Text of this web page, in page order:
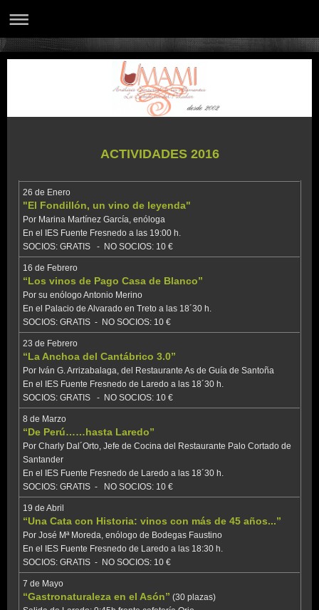
ACTIVIDADES 2016
26 de Enero
"El Fondillón, un vino de leyenda"
Por Marina Martínez García, enóloga
En el IES Fuente Fresnedo a las 19:00 h.
SOCIOS: GRATIS - NO SOCIOS: 10 €
16 de Febrero
“Los vinos de Pago Casa de Blanco”
Por su enólogo Antonio Merino
En el Palacio de Alvarado en Treto a las 18´30 h.
SOCIOS: GRATIS - NO SOCIOS: 10 €
23 de Febrero
“La Anchoa del Cantábrico 3.0”
Por Iván G. Arrizabalaga, del Restaurante As de Guía de Santoña
En el IES Fuente Fresnedo de Laredo a las 18´30 h.
SOCIOS: GRATIS - NO SOCIOS: 10 €
8 de Marzo
“De Perú……hasta Laredo”
Por Charly Dal´Orto, Jefe de Cocina del Restaurante Palo Cortado de
Santander
En el IES Fuente Fresnedo de Laredo a las 18´30 h.
SOCIOS: GRATIS - NO SOCIOS: 10 €
19 de Abril
“Una Cata con Historia: vinos con más de 45 años...”
Por José Mª Moreda, enólogo de Bodegas Faustino
En el IES Fuente Fresnedo de Laredo a las 18:30 h.
SOCIOS: GRATIS - NO SOCIOS: 10 €
7 de Mayo
“Gastronaturaleza en el Asón” (30 plazas)